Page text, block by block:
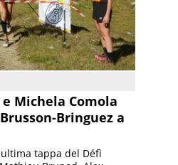
Michela Comola
Bringuez a
tappa del Défì